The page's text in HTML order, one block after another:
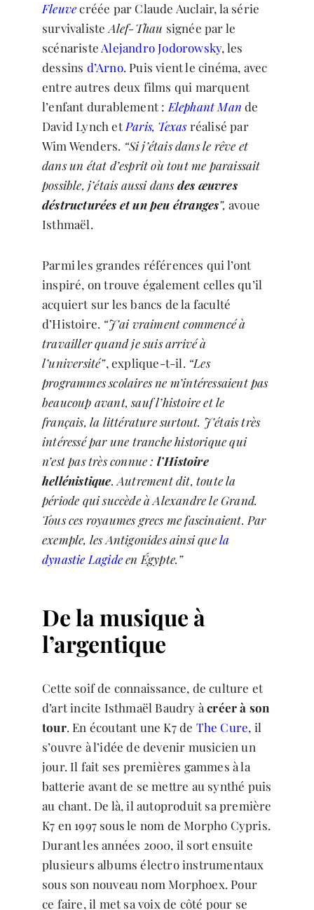
Fleuvecréée par Claude Auclair, la série
survivaliste Alef-Thau signée par le
scénariste Alejandro Jodorowsky, les
dessins d’Arno. Puis vient le cinéma, avec
entre autres deux films qui marquent
l’enfant durablement : Elephant Man de
David Lynch et Paris, Texasréalisé par
Wim Wenders. “Si j’étais dans le rêve et
dans un état d’esprit où tout me paraissait
possible, j’étais aussi dansdes œuvres
déstructurées et un peu étranges”,avoue
Isthmaël.
Parmi les grandes références qui l’ont
inspiré, on trouve également celles qu’il
acquiert sur les bancs de la faculté
d’Histoire. “J’ai vraiment commencé à
travailler quand je suis arrivé à
l’université”, explique-t-il. “Les
programmes scolaires ne m’intéressaient pas
beaucoup avant, sauf l’histoire et le
français, la littérature surtout. J’étais très
intéressé par une tranche historique qui
n’est pas très connue : l’Histoire
hellénistique. Autrement dit, toute la
période qui succède à Alexandre le Grand.
Tous ces royaumes grecs me fascinaient. Par
exemple, les Antigonides ainsi quela
dynastie Lagideen Égypte.”
De la musique à
l’argentique
Cette soif de connaissance, de culture et
d’art incite Isthmaël Baudry àcréer à son
tour. En écoutant une K7 de The Cure, il
s’ouvre à l’idée de devenir musicien un
jour. Il fait ses premières gammes à la
batterie avant de se mettre au synthé puis
au chant. De là, il autoproduit sa première
K7 en 1997 sous le nom de Morpho Cypris.
Durant les années 2000, il sort ensuite
plusieurs albums électro instrumentaux
sous son nouveau nom Morphoex. Pour
ce faire, il met sa voix de côté pour se